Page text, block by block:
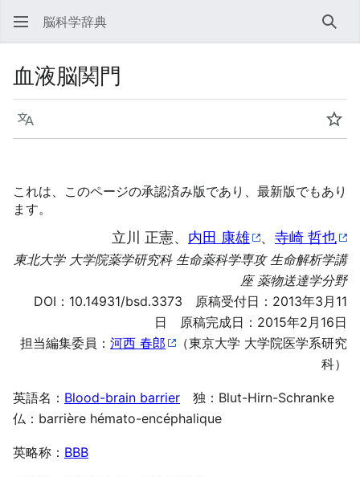
脳科学辞典 検索
血液脳関門
言語 ウ
これは、このページの承認済み版であり、最新版でもあり
ます。
立川 正憲、 内田 康雄 、 寺崎 哲也
東北大学 大学院薬学研究科 生命薬科学専攻 生命解析学講
座 薬物送達学分野
DOI： 10.14931/bsd.3373 原稿受付日：2013年3月11
日 原稿完成日：2015年2月16日
担当編集委員： 河西 春郎
（東京大学 大学院医学系研究
科）
英語名： Blood-brain barrier 独：Blut-Hirn-Schranke
仏：barrière hémato-encéphalique
英略称： BBB